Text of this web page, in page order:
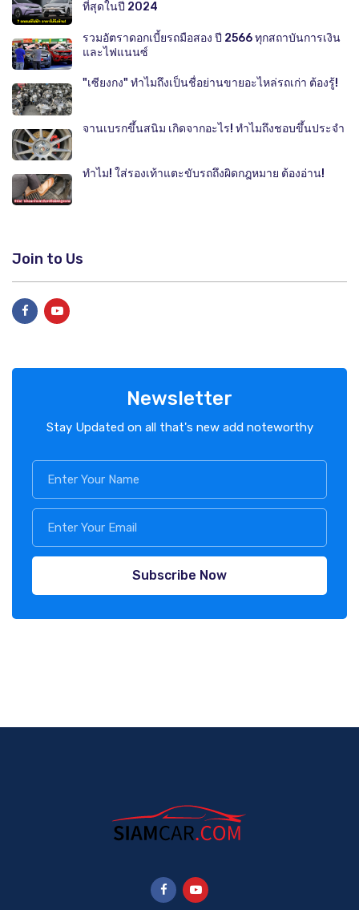
ที่สุดในปี 2024
รวมอัตราดอกเบี้ยรถมือสอง ปี 2566 ทุกสถาบันการเงิน
และไฟแนนซ์
"เซียงกง" ทำไมถึงเป็นชื่อย่านขายอะไหล่รถเก่า ต้องรู้!
จานเบรกขึ้นสนิม เกิดจากอะไร! ทำไมถึงชอบขึ้นประจำ
ทำไม! ใส่รองเท้าแตะขับรถถึงผิดกฎหมาย ต้องอ่าน!
Join to Us
Newsletter
Stay Updated on all that's new add noteworthy
Subscribe Now